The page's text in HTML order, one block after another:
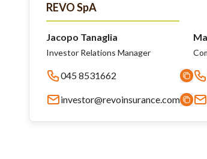
REVO SpA
Jacopo Tanaglia
Investor Relations Manager
045 8531662
investor@revoinsurance.com